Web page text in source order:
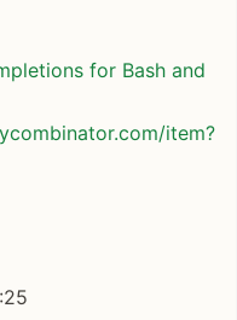
for Bash and
item?